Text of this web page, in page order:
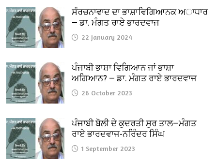
ਸੰਰਚਨਾਵਾਦ ਦਾ ਭਾਸ਼ਾਵਿਗਿਆਨਕ ਅਾਧਾਰ
— ਡਾ. ਮੰਗਤ ਰਾਏ ਭਾਰਦਵਾਜ
22 January 2024
ਪੰਜਾਬੀ ਭਾਸ਼ਾ ਵਿਗਿਆਨ ਜਾਂ ਭਾਸ਼ਾ
ਅਗਿਆਨ? — ਡਾ. ਮੰਗਤ ਰਾਏ ਭਾਰਦਵਾਜ
26 October 2023
ਪੰਜਾਬੀ ਬੋਲੀ ਦੇ ਕੁਦਰਤੀ ਸੁਰ ਤਾਲ—ਮੰਗਤ
ਰਾਏ ਭਾਰਦਵਾਜ-ਨਰਿੰਦਰ ਸਿੰਘ
1 September 2023